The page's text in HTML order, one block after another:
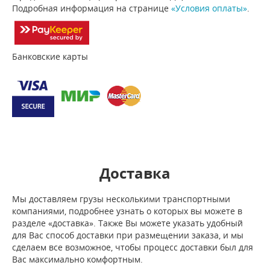
Подробная информация на странице «Условия оплаты».
Банковские карты
Доставка
Мы доставляем грузы несколькими транспортными
компаниями, подробнее узнать о которых вы можете в
разделе «доставка». Также Вы можете указать удобный
для Вас способ доставки при размещении заказа, и мы
сделаем все возможное, чтобы процесс доставки был для
Вас максимально комфортным.